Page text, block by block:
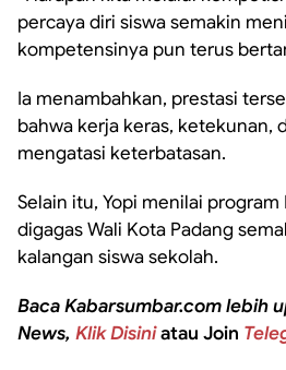
percaya diri siswa semakin
kompetensinya pun terus
Ia menambahkan, prestasi
bahwa kerja keras, ketekunan,
mengatasi keterbatasan.
Selain itu, Yopi menilai program
digagas Wali Kota Padang
kalangan siswa sekolah.
Baca Kabarsumbar.com lebih
News, Klik Disiniatau Join